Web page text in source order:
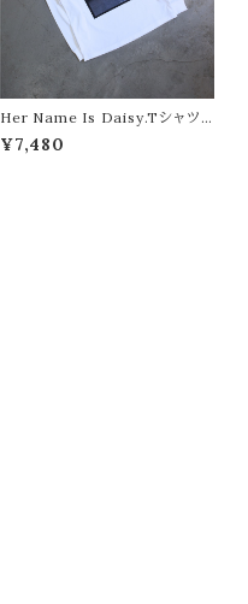
Her Name Is Daisy.Tシャツ
"CONVENIENT STORE/コ
ンビニエントストア"
¥7,480